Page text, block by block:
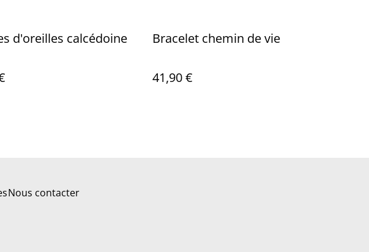
d'oreilles calcédoine
Bracelet chemin de vie
41,90 €
Nous contacter